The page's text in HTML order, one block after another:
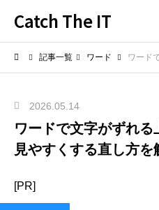
Catch The IT
記事一覧 ワード ワードで文
2026.05.14
ワードで文字がずれ
見やすくする直し方を
[PR]